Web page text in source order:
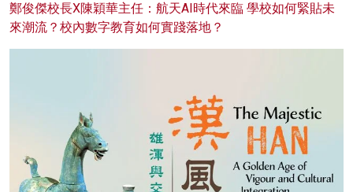
鄭俊傑校長X陳穎華主任：航天AI時代來臨 學校如何緊貼未
來潮流？校內數字教育如何實踐落地？